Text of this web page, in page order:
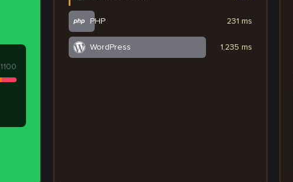
1100
PHP
WordPress
231 ms
1,235 ms